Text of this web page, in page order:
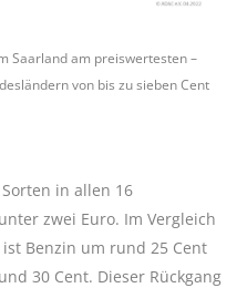
Saarland am preiswertesten –
von bis zu sieben Cent
in allen 16
zwei Euro. Im Vergleich
Benzin um rund 25 Cent
30 Cent. Dieser Rückgang